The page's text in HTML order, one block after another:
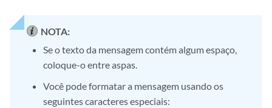
NOTA:
Se o texto da mensagem contém algum espaço,
coloque-o entre aspas.
Você pode formatar a mensagem usando os
seguintes caracteres especiais: